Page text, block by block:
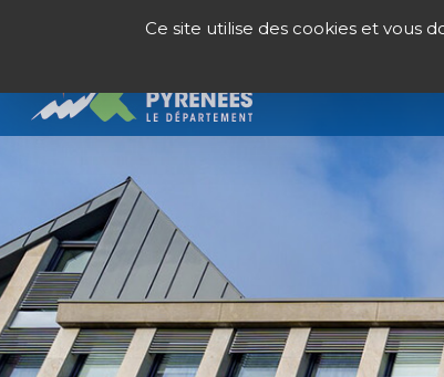
Ce site utilise des cookies et vous